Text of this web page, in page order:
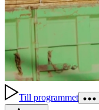
Till programmet